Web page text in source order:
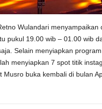
Wulandari menyampaikan
pukul 19.00 wib – 01.00 wib
Selain menyiapkan
menyiapkan 7 spot titik
buka kembali di bulan